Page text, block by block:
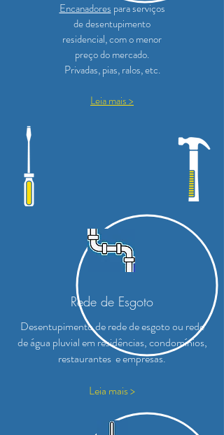
Encanadores para serviços
de desentupimento
residencial, com o menor
preço do mercado.
Privadas, pias, ralos, etc.
Leia mais >
Rede de Esgoto
Desentupimento de rede de esgoto ou rede
de água pluvial em residências, condomínios,
restaurantes e empresas.
Leia mais >